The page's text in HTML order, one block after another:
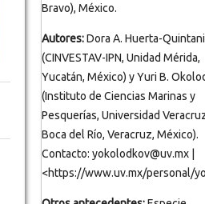
Bravo), México.
Autores:Dora A. Huerta-
(CINVESTAV-IPN, Unidad Mérida,
Yucatán, México) y Yuri B.
(Instituto de Ciencias Marinas y
Pesquerías, Universidad
Boca del Río, Veracruz, México).
Contacto: yokolodkov@uv.mx |
<https://www.uv.mx/personal/